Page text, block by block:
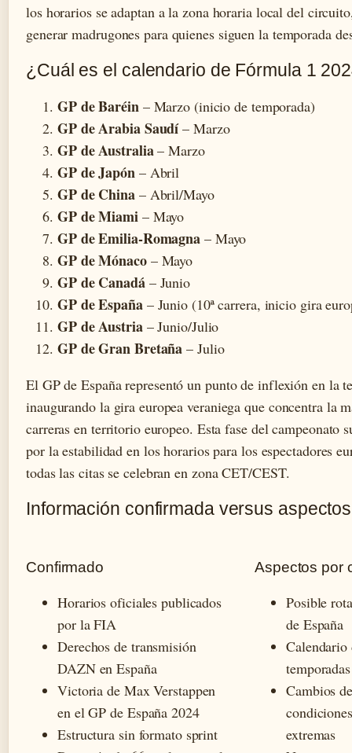
los horarios se adaptan a la zona horaria local del
generar madrugones para quienes siguen la temporada
¿Cuál es el calendario de Fórmula 1
GP de Baréin– Marzo (inicio de temporada)
GP de Arabia Saudí– Marzo
GP de Australia– Marzo
GP de Japón– Abril
GP de China– Abril/Mayo
GP de Miami– Mayo
GP de Emilia-Romagna – Mayo
GP de Mónaco– Mayo
GP de Canadá– Junio
GP de España– Junio (10ª carrera, inicio gira
GP de Austria– Junio/Julio
GP de Gran Bretaña – Julio
El GP de España representó un punto de inflexión en la
inaugurando la gira europea veraniega que concentra la
carreras en territorio europeo. Esta fase del campeonato
por la estabilidad en los horarios para los espectadores
todas las citas se celebran en zona CET/CEST.
Información confirmada versus
Confirmado
Horarios oficiales publicados
por la FIA
Derechos de transmisión
DAZN en España
Victoria de Max Verstappen
en el GP de España 2024
Estructura sin formato sprint
Aspectos por
Posible
de España
Calendario
Cambios
extremas